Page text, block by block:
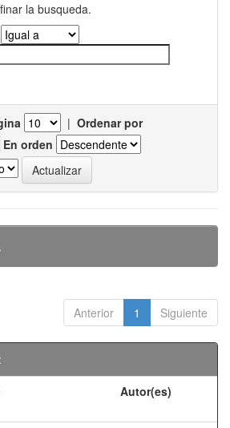
la busqueda.
| Ordenar por
En orden
Anterior 1 Siguiente
Autor(es)